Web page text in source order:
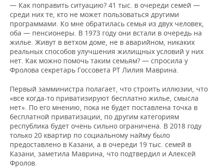
— Как поправить ситуацию? 41 тыс. в очереди семей —
среди них те, кто не может пользоваться другими
программами. Ко мне обратилась семья из двух человек,
оба — пенсионеры. В 1973 году они встали в очередь на
жилье. Живут в ветхом доме, не в аварийном, никаких
реальных способов улучшения жилищных условий у них
нет. Как можно помочь таким семьям? — спросила у
Фролова секретарь Госсовета РТ Лилия Маврина.
Первый замминистра полагает, что строить иллюзии, что
«все когда-то приватизируют бесплатно жилье, смысла
нет». По его мнению, пока не будет поставлена точка в
бесплатной приватизации, по другим категориям
республика будет очень сильно ограничена. В 2018 году
только 20 квартир по социальному найму было
предоставлено в Казани, а в очереди 19 тыс. семей в
Казани, заметила Маврина, что подтвердил и Алексей
Фролов.